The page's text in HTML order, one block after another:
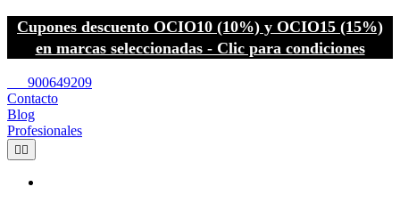
Cupones descuento OCIO10 (10%) y OCIO15 (15%)
en marcas seleccionadas - Clic para condiciones
900649209
Contacto
Blog
Profesionales
 